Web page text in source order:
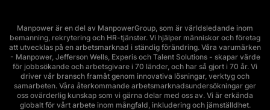
Manpower är en del av ManpowerGroup, som är världsledande inom
bemanning, rekrytering och HR-tjänster. Vi hjälper människor och företag
att utvecklas på en arbetsmarknad i ständig förändring. Våra varumärken
- Manpower, Jefferson Wells, Experis och Talent Solutions - skapar värde
för jobbsökande och arbetsgivare i 70 länder, och har så gjort i 70 år. Vi
driver vår bransch framåt genom innovativa lösningar, verktyg och
samarbeten. Våra återkommande arbetsmarknadsundersökningar ger
oss ovärderlig kunskap som vi gärna delar med oss av. Vi är erkända
globalt för vårt arbete inom mångfald, inkludering och jämställdhet.